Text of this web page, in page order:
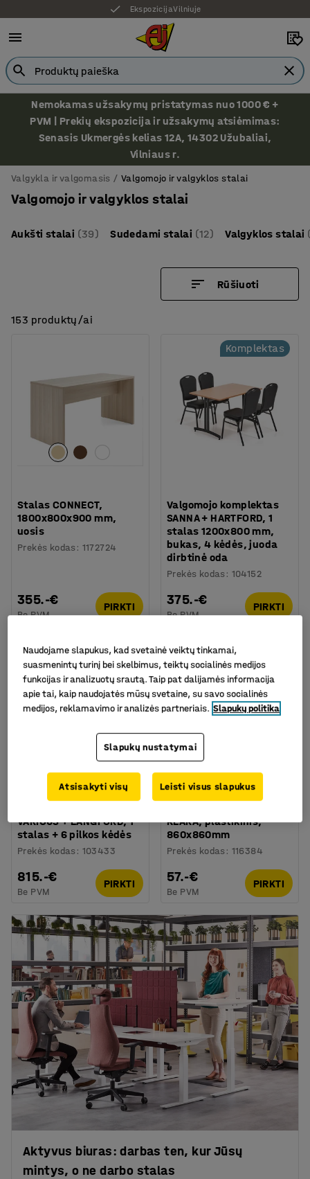
Ekspozicija Vilniuje
Nemokamas užsakymų pristatymas nuo 1000 € +
PVM | Prekių ekspozicija ir užsakymų atsiėmimas:
Senasis Ukmergės kelias 12A, 14302 Užubaliai,
Vilniaus r.
Valgykla ir valgomasis Valgomojo ir valgyklos stalai
Valgomojo ir valgyklos stalai
Aukšti stalai (39) Sudedami stalai (12) Valgyklos stalai
Rūšiuoti
153 produktų/ai
Stalas CONNECT,
1800x800x900 mm,
uosis
Prekės kodas : 1172724
355.-€
Be PVM
PIRKTI
Komplektas
Valgomojo komplektas
SANNA + HARTFORD, 1
stalas 1200x800 mm,
bukas, 4 kėdės, juoda
dirbtinė oda
Prekės kodas : 104152
375.-€
Be PVM
PIRKTI
Komplektas
VARIOUS + LANGFORD, 1
stalas + 6 pilkos kėdės
Prekės kodas : 103433
815.-€
Be PVM
PIRKTI
Galima rinktis skirtingus
modelius
KLARA, plastikinis,
860x860mm
Prekės kodas : 116384
57.-€
Be PVM
PIRKTI
Aktyvus biuras: darbas ten, kur Jūsų
mintys, o ne darbo stalas
Naudojame slapukus, kad svetainė veiktų tinkamai,
suasmenintų turinį bei skelbimus, teiktų socialinės medijos
funkcijas ir analizuotų srautą. Taip pat dalijamės informacija
apie tai, kaip naudojatės mūsų svetaine, su savo socialinės
medijos, reklamavimo ir analizės partneriais. Slapukų politika
Slapukų nustatymai
Atsisakyti visų Leisti visus slapukus